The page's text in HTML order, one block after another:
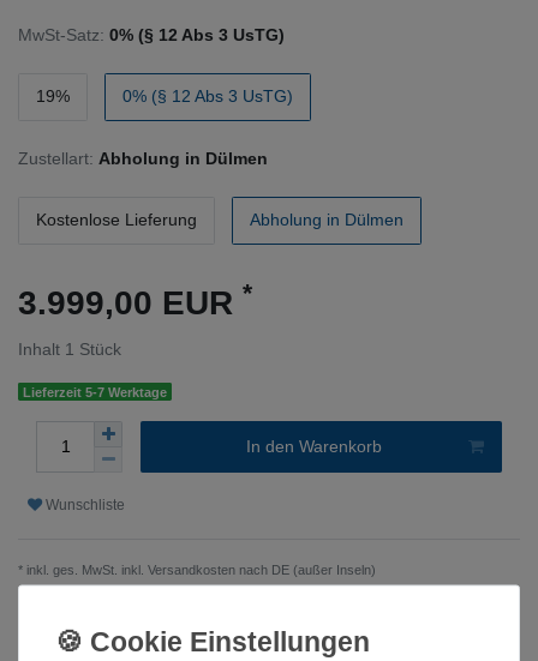
MwSt-Satz: 0% (§ 12 Abs 3 UsTG)
19% 0% (§ 12 Abs 3 UsTG)
Zustellart: Abholung in Dülmen
Kostenlose Lieferung Abholung in Dülmen
3.999,00 EUR *
Inhalt 1 Stück
Lieferzeit 5-7 Werktage
In den Warenkorb
Wunschliste
* inkl. ges. MwSt. inkl. Versandkosten nach DE (außer Inseln)